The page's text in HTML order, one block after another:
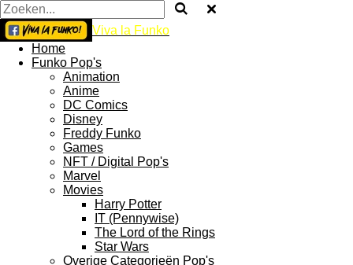
Viva la Funko
Home
Funko Pop's
Animation
Anime
DC Comics
Disney
Freddy Funko
Games
NFT / Digital Pop's
Marvel
Movies
Harry Potter
IT (Pennywise)
The Lord of the Rings
Star Wars
Overige Categorieën Pop's